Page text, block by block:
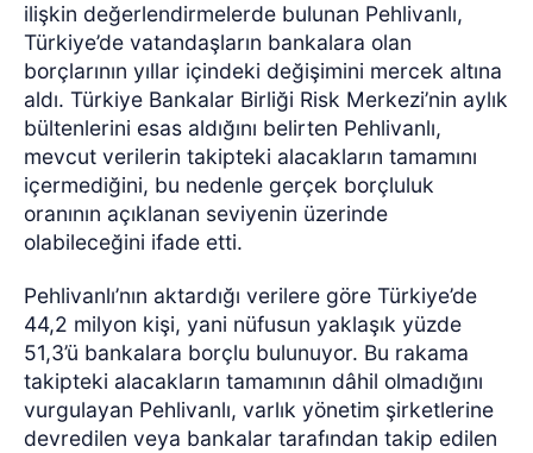
ilişkin değerlendirmelerde bulunan Pehlivanlı,
Türkiye’de vatandaşların bankalara olan
borçlarının yıllar içindeki değişimini mercek altına
aldı. Türkiye Bankalar Birliği Risk Merkezi’nin aylık
bültenlerini esas aldığını belirten Pehlivanlı,
mevcut verilerin takipteki alacakların tamamını
içermediğini, bu nedenle gerçek borçluluk
oranının açıklanan seviyenin üzerinde
olabileceğini ifade etti.
Pehlivanlı’nın aktardığı verilere göre Türkiye’de
44,2 milyon kişi, yani nüfusun yaklaşık yüzde
51,3’ü bankalara borçlu bulunuyor. Bu rakama
takipteki alacakların tamamının dâhil olmadığını
vurgulayan Pehlivanlı, varlık yönetim şirketlerine
devredilen veya bankalar tarafından takip edilen